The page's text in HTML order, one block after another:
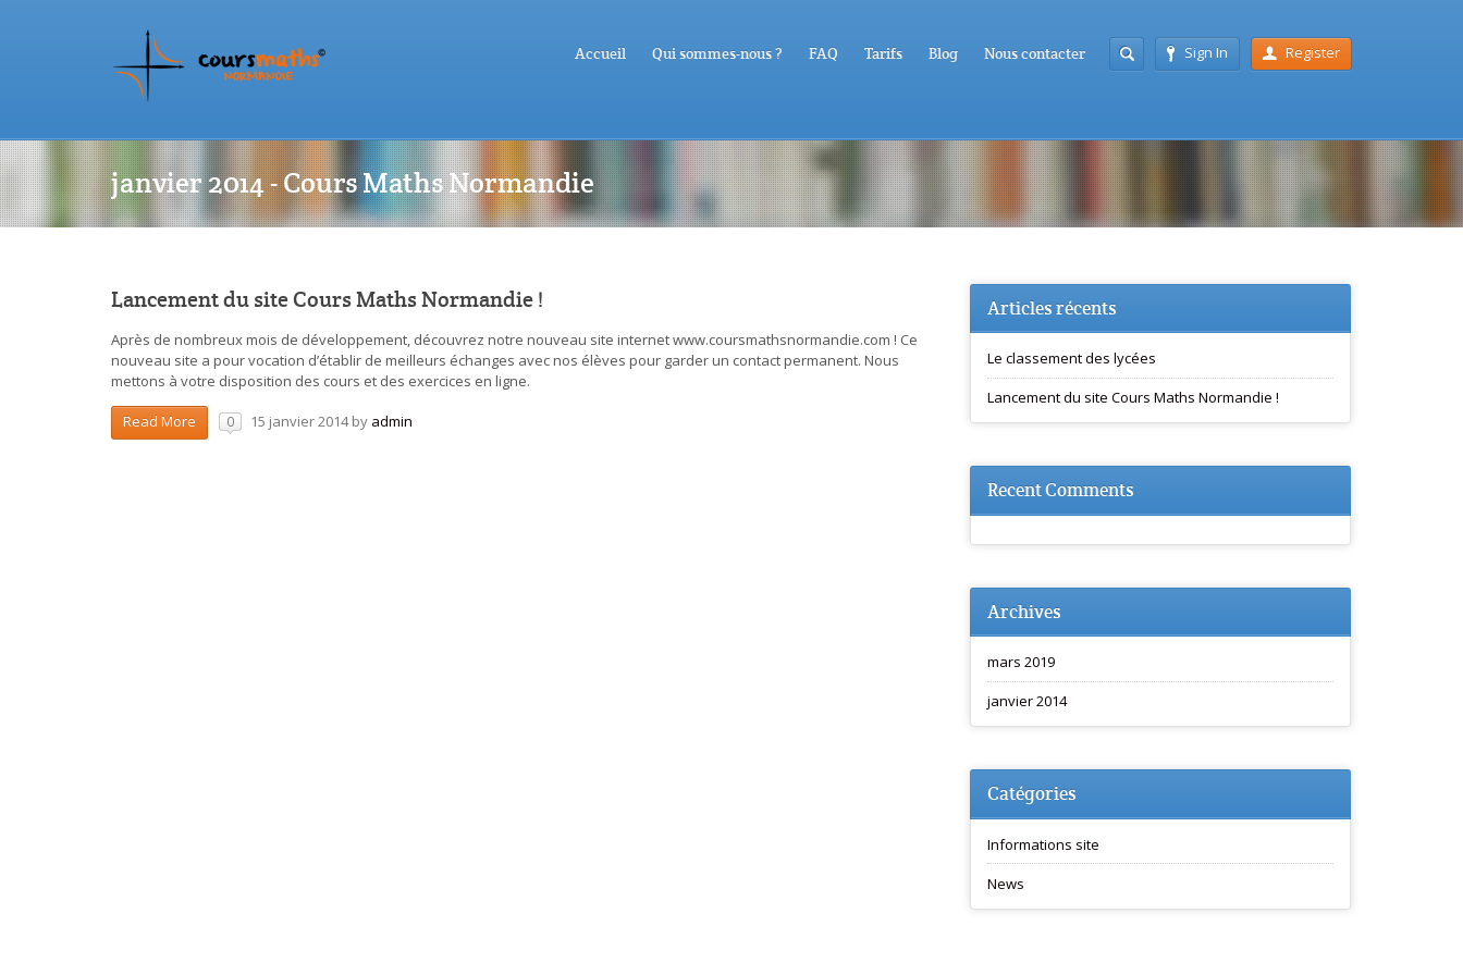
Sign In Register
Accueil Qui sommes-nous ? FAQ Tarifs Blog Nous contacter
janvier 2014 - Cours Maths Normandie
Lancement du site Cours Maths Normandie !
Après de nombreux mois de développement, découvrez notre nouveau site internet www.coursmathsnormandie.com ! Ce
nouveau site a pour vocation d’établir de meilleurs échanges avec nos élèves pour garder un contact permanent. Nous
mettons à votre disposition des cours et des exercices en ligne.
Read More 0 15 janvier 2014by admin
Articles récents
Le classement des lycées
Lancement du site Cours Maths Normandie !
Recent Comments
Archives
mars 2019
janvier 2014
Catégories
Informations site
News